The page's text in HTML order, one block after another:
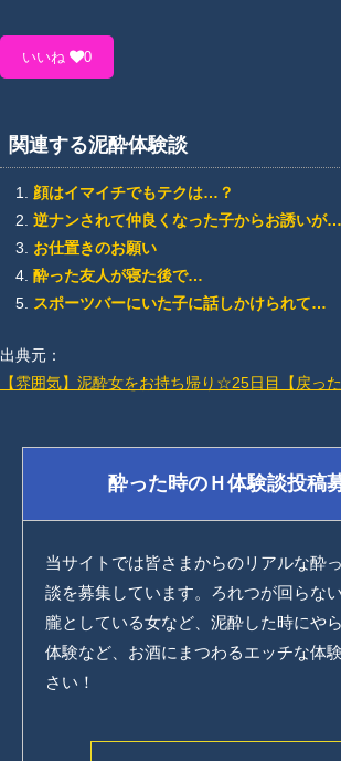
いいね 0
関連する泥酔体験談
顔はイマイチでもテクは…？
逆ナンされて仲良くなった子からお誘いが…
お仕置きのお願い
酔った友人が寝た後で…
スポーツバーにいた子に話しかけられて…
出典元：
【雰囲気】泥酔女をお持ち帰り☆25日目【戻った
酔った時のＨ体験談投稿
当サイトでは皆さまからのリアルな酔
談を募集しています。ろれつが回らな
朧としている女など、泥酔した時にや
体験など、お酒にまつわるエッチな体
さい！